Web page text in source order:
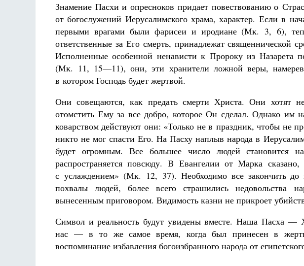
Знамение Пасхи и опресноков придает повествованию о
от богослужений Иерусалимского храма, характер. Если в
первыми врагами были фарисеи и иродиане (Мк. 3, 6),
ответственные за Его смерть, принадлежат
Исполненные особенной ненависти к Пророку из Назарета
(Мк. 11, 15—11), они, эти хранители ложной веры,
в котором Господь будет жертвой.
Они совещаются, как предать смерти Христа. Они хотят
отомстить Ему за все добро, которое Он сделал. Однако им
коварством действуют они: «Только не в праздник, чтобы не
никто не мог спасти Его. На Пасху наплыв народа в
будет огромным. Все большее число людей становится
распространяется повсюду. В Евангелии от Марка
с услаждением» (Мк. 12, 37). Необходимо все закончить до
похвалы людей, более всего страшились недовольства
вынесенным приговором. Видимость казни не прикроет
Символ и реальность будут увидены вместе. Наша Пасха
нас — в то же самое время, когда был принесен в
воспоминание избавления богоизбранного народа от